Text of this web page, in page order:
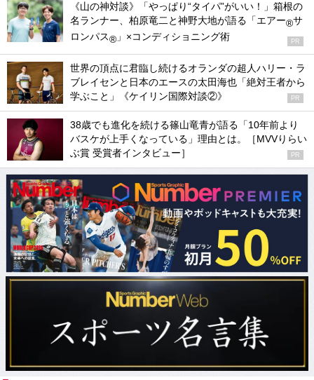
《山の神対談》「やっぱり“タイパ”がいい！」箱根の
名ランナー、柏原竜二と神野大地が語る「エアー®サ
ロンパス® 」×コンディショニング術 PR
世界の頂点に君臨し続けるオランダの超人ハリー・ラ
ブレイセンと日本のエースの太田海也「絶対王者から
学ぶこと」《ケイリン国際対談②》
PR
38歳でも進化を続ける篠山竜青が語る「10年前より
バスケが上手くなっている」理由とは。［MVVりらい
ぶ賞 受賞者インタビュー］
PR